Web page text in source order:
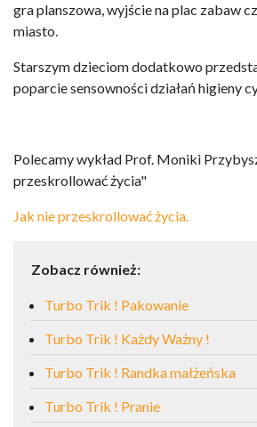
gra planszowa, wyjście na plac zabaw
miasto.
Starszym dzieciom dodatkowo
poparcie sensowności działań higieny
Polecamy wykład Prof. Moniki
przeskrollować życia"
Jak nie przeskrollować życia.
Zobacz również:
Turbo Trik ! Pakowanie
Turbo Trik ! Każdy Ważny !
Turbo Trik ! Randka małżeńska
Turbo Trik ! Pranie